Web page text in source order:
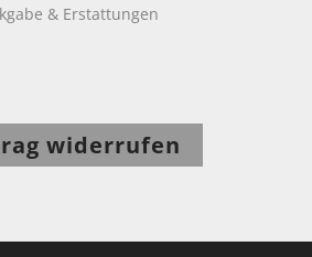
& Erstattungen
widerrufen